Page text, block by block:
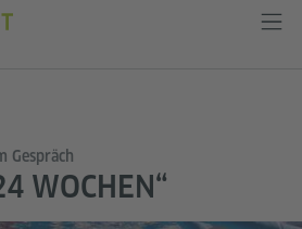
Gespräch
WOCHEN“